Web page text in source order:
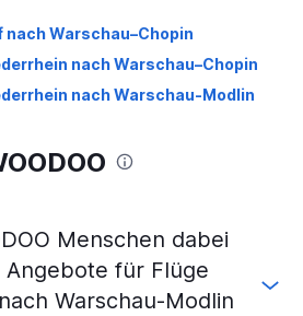
nach Warschau–Chopin
nach Warschau–Chopin
nach Warschau-Modlin
Menschen dabei
für Flüge
Warschau-Modlin